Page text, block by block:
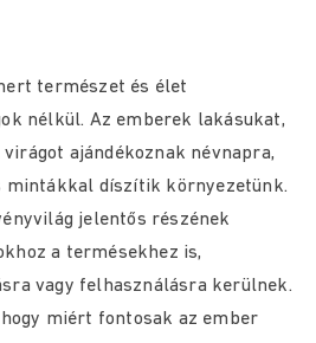
természet és élet
nélkül. Az emberek lakásukat,
ajándékoznak névnapra,
mintákkal díszítik környezetünk.
jelentős részének
a termésekhez is,
vagy felhasználásra kerülnek.
miért fontosak az ember